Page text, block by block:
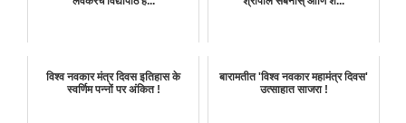
विश्व नवकार मंत्र दिवस इतिहास के
स्वर्णिम पन्नों पर अंकित !
बारामतीत 'विश्व नवकार महामंत्र दिवस'
उत्साहात साजरा !